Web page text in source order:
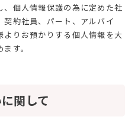
個人情報保護の為に定めた社
約社員、パート、アルバイ
よりお預かりする個人情報を大
す。
関して